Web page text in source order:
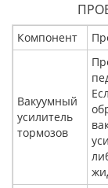
Компонент
Вакуумный
усилитель
тормозов